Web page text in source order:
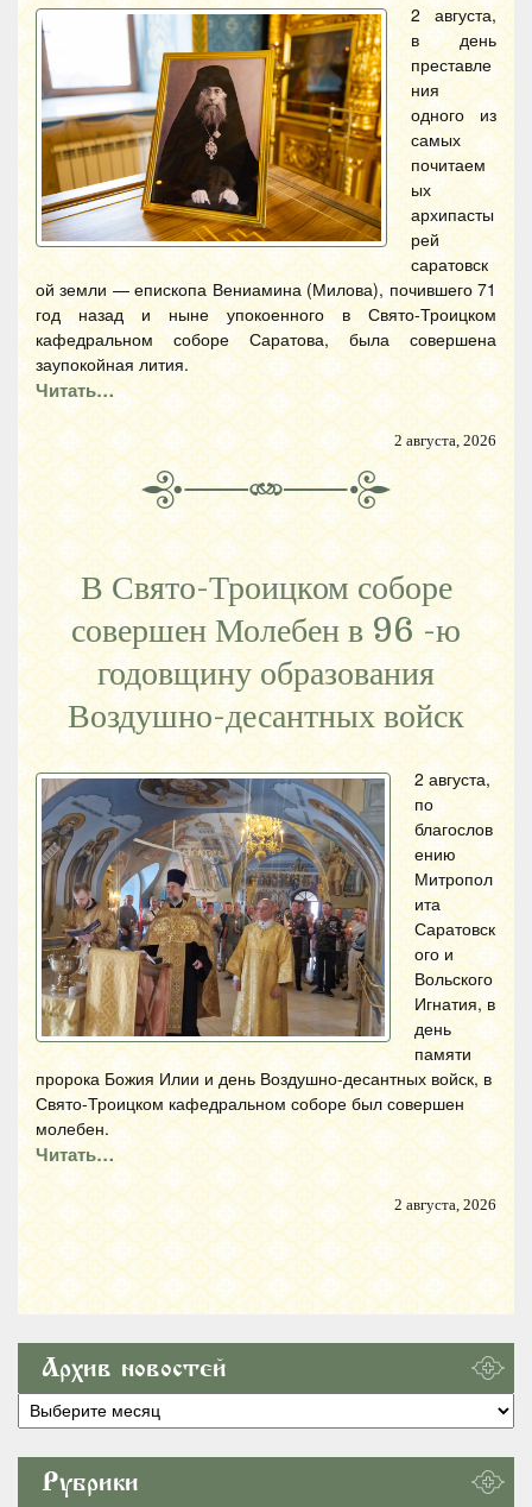
2 августа,
в день
преставле
ния
одного из
самых
почитаем
ых
архипасты
рей
саратовск
ой земли — епископа Вениамина (Милова), почившего 71
год назад и ныне упокоенного в Свято-Троицком
кафедральном соборе Саратова, была совершена
заупокойная лития.
Читать…
2 августа, 2026
В Свято-Троицком соборе
совершен Молебен в 96 -ю
годовщину образования
Воздушно-десантных войск
2 августа,
по
благослов
ению
Митропол
ита
Саратовск
ого и
Вольского
Игнатия, в
день
памяти
пророка Божия Илии и день Воздушно-десантных войск, в
Свято-Троицком кафедральном соборе был совершен
молебен.
Читать…
2 августа, 2026
Архив новостей
Архив
новостей
Рубрики